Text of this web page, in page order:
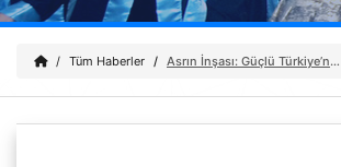
Tüm Haberler Asrın İnşası: Güçlü Türkiye’nin İhya Vizyonu Paneli Gerçekleştirildi